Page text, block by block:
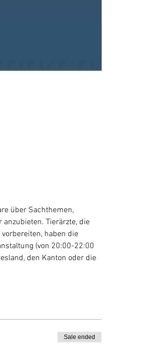
über Sachthemen,
Tierärzte, die
haben die
(von 20:00-22:00
den Kanton oder die
Sale ended